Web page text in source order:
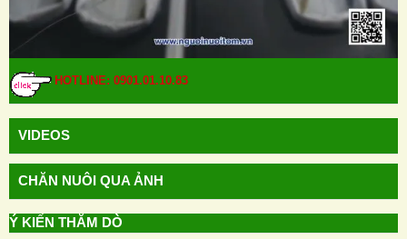
HOTLINE: 0901.01.10.83
HOTLINE: 0901.01.10.83
VIDEOS
CHĂN NUÔI QUA ẢNH
Ý KIẾN THĂM DÒ